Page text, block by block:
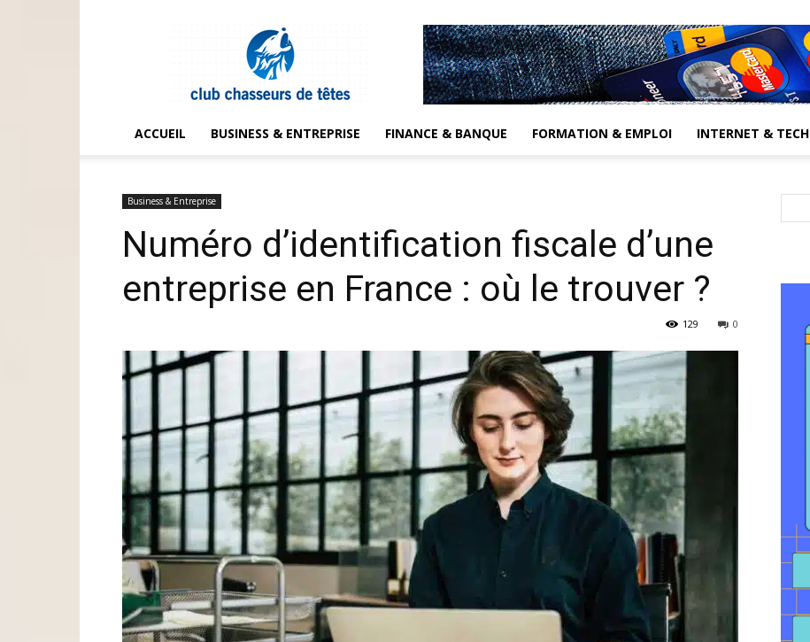
Club
chasseurs
de
têtes
ACCUEIL BUSINESS & ENTREPRISE FINANCE & BANQUE FORMATION & EMPLOI INTERNET & TECH
Business & Entreprise
Numéro d’identification fiscale d’une
entreprise en France : où le trouver ?
0
129